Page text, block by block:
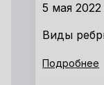
5 мая 2022
Виды
Подробнее